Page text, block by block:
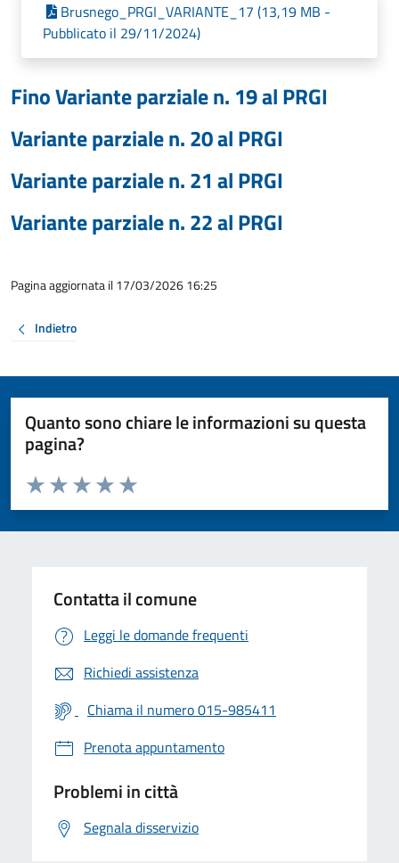
Brusnego_PRGI_VARIANTE_17 (13,19 MB -
Pubblicato il 29/11/2024)
Fino Variante parziale n. 19 al PRGI
Variante parziale n. 20 al PRGI
Variante parziale n. 21 al PRGI
Variante parziale n. 22 al PRGI
Pagina aggiornata il 17/03/2026 16:25
Indietro
Quanto sono chiare le informazioni su questa
pagina?
Valuta da 1 a 5 stelle la pagina
Valuta 5 stelle su 5
Valuta 4 stelle su 5
Valuta 3 stelle su 5
Valuta 2 stelle su 5
Valuta 1 stelle su 5
Contatta il comune
Leggi le domande frequenti
Richiedi assistenza
Chiama il numero 015-985411
Prenota appuntamento
Problemi in città
Segnala disservizio